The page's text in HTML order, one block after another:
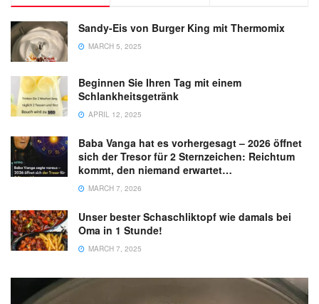
Sandy-Eis von Burger King mit Thermomix
MARCH 5, 2025
Beginnen Sie Ihren Tag mit einem
Schlankheitsgetränk
APRIL 12, 2025
Baba Vanga hat es vorhergesagt – 2026 öffnet
sich der Tresor für 2 Sternzeichen: Reichtum
kommt, den niemand erwartet…
MARCH 7, 2026
Unser bester Schaschliktopf wie damals bei
Oma in 1 Stunde!
MARCH 7, 2025